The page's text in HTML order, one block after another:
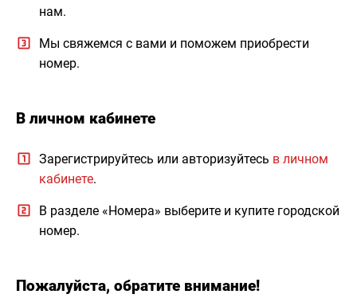
нам.
Мы свяжемся с вами и поможем приобрести
номер.
В личном кабинете
Зарегистрируйтесь или авторизуйтесь в личном
кабинете.
В разделе «Номера» выберите и купите городской
номер.
Пожалуйста, обратите внимание!